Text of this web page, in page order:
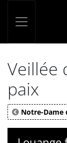
Veillée
paix
Notre-Dame
Panneau de